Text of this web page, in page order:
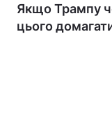
Якщо Трампу
цього